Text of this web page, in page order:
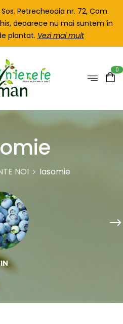
Petrecheoaia nr. 72, Com.
deoarece nu mai suntem în
plantat. Vezi mai mult
0
NOI Iasomie